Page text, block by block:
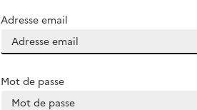
Adresse email
Mot de passe